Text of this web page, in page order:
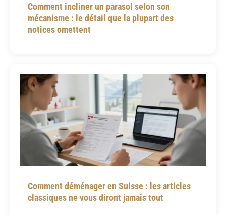
Comment incliner un parasol selon son
mécanisme : le détail que la plupart des
notices omettent
Comment déménager en Suisse : les articles
classiques ne vous diront jamais tout